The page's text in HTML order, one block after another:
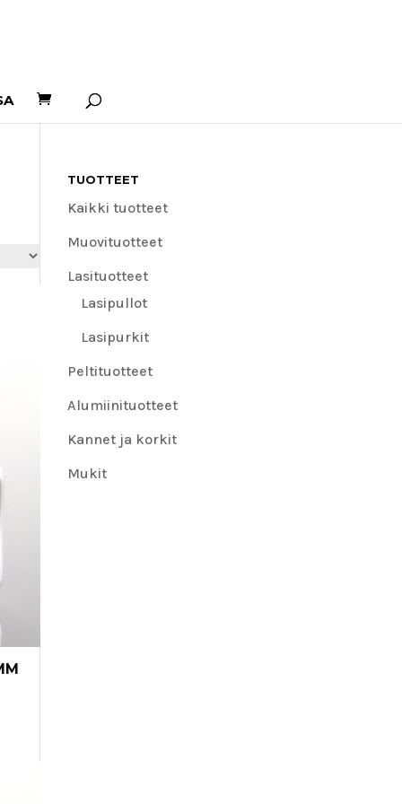
TUOTTEET
Kaikki tuotteet
Muovituotteet
Lasituotteet
Lasipullot
Lasipurkit
Peltituotteet
Alumiinituotteet
Kannet ja korkit
Mukit